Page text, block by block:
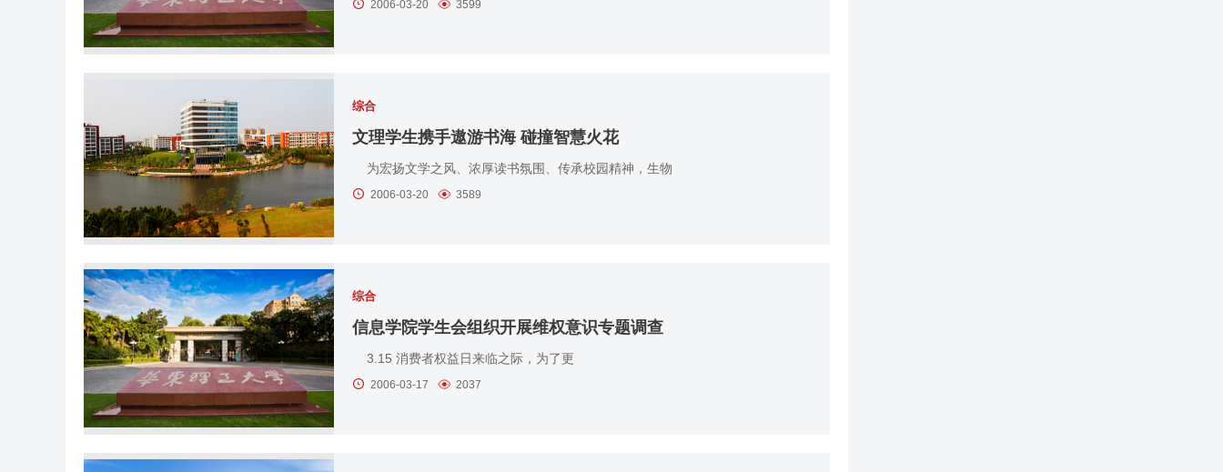
2006-03-20 3599
综合
文理学生携手遨游书海 碰撞智慧火花
为宏扬文学之风、浓厚读书氛围、传承校园精神，生物
2006-03-20 3589
综合
信息学院学生会组织开展维权意识专题调查
3.15 消费者权益日来临之际，为了更
2006-03-17 2037